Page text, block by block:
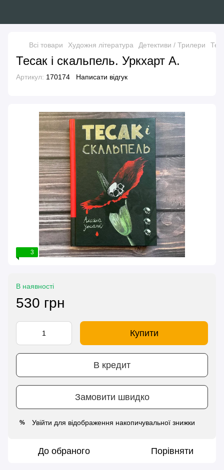
Всі товари Художня література Детективи / Трилери
Тесак і скальпель. Уркхарт А.
Артикул: 170174 Написати відгук
3
В наявності
530 грн
Купити
В кредит
Замовити швидко
% Увійти для відображення накопичувальної знижки
До обраного Порівняти